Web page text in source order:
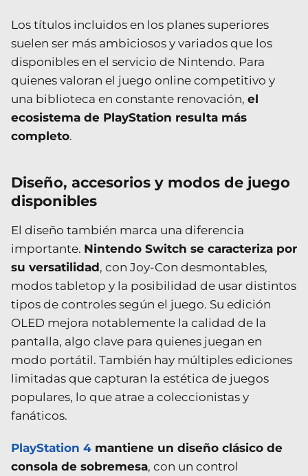
Los títulos incluidos en los planes superiores
suelen ser más ambiciosos y variados que los
disponibles en el servicio de Nintendo. Para
quienes valoran el juego online competitivo y
una biblioteca en constante renovación, el
ecosistema de PlayStation resulta más
completo.
Diseño, accesorios y modos de juego
disponibles
El diseño también marca una diferencia
importante. Nintendo Switch se caracteriza por
su versatilidad, con Joy-Con desmontables,
modos tabletop y la posibilidad de usar distintos
tipos de controles según el juego. Su edición
OLED mejora notablemente la calidad de la
pantalla, algo clave para quienes juegan en
modo portátil. También hay múltiples ediciones
limitadas que capturan la estética de juegos
populares, lo que atrae a coleccionistas y
fanáticos.
PlayStation 4 mantiene un diseño clásico de
consola de sobremesa, con un control